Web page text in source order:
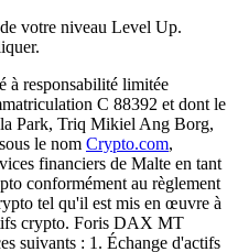
votre niveau Level Up.
responsabilité limitée
C 88392 et dont le
Park, Triq Mikiel Ang Borg,
le nom Crypto.com,
financiers de Malte en tant
conformément au règlement
tel qu'il est mis en œuvre à
crypto. Foris DAX MT
suivants : 1. Échange d'actifs